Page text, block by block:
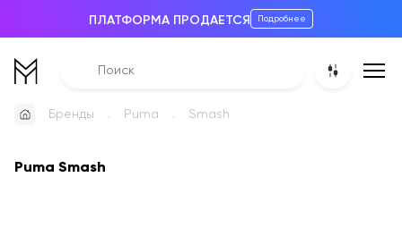
ПЛАТФОРМА ПРОДАЕТСЯ Подробнее
Бренды Puma Smash
Puma Smash